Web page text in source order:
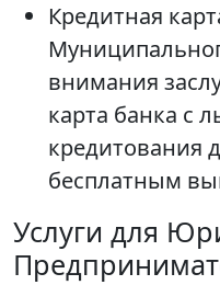
Кредитная
внимания
карта банка с
кредитования
бесплатным
Услуги для